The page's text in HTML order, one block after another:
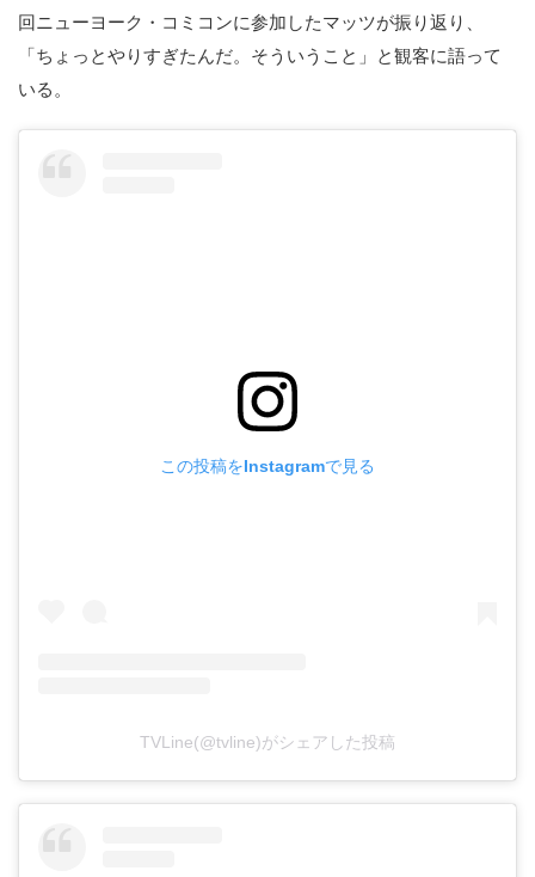
回ニューヨーク・コミコンに参加したマッツが振り返り、
「ちょっとやりすぎたんだ。そういうこと」と観客に語って
いる。
この投稿をInstagramで見る
TVLine(@tvline)がシェアした投稿